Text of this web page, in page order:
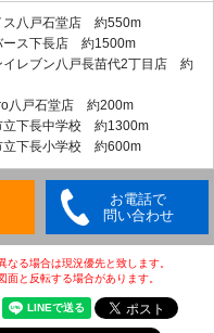
ス八戸石堂店 約550m
ース下長店 約1500m
イレブン八戸長苗代2丁目店 約
八戸石堂店 約200m
立下長中学校 約1300m
立下長小学校 約600m
お電話で
問い合わせ
る場合は現況優先と致します。
面と反転する場合があります。